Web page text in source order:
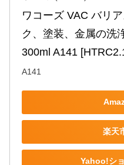
ワコーズ VAC バリ
ク、塗装、金属の洗
300ml A141
A141
楽天
Yahoo!シ